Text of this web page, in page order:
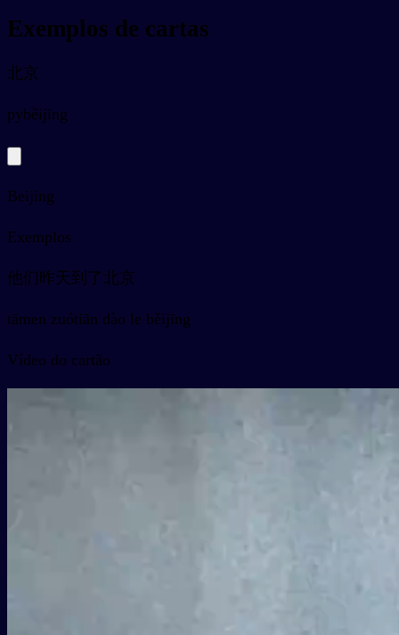
Exemplos de cartas
北京
pyběijīng
Beijing
Exemplos
他们昨天到了北京
tāmen zuótiān dào le běijīng
Vídeo do cartão